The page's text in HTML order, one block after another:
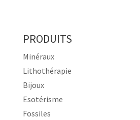
PRODUITS
Minéraux
Lithothérapie
Bijoux
Esotérisme
Fossiles